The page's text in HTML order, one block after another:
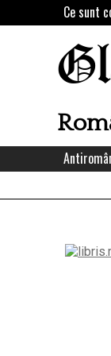
to
Ce sunt
Left